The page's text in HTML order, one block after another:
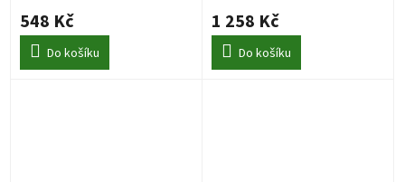
548 Kč
Do košíku
1 258 Kč
Do košíku